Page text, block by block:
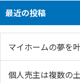
最近の投稿
マイホームの夢を
個人売主は複数の